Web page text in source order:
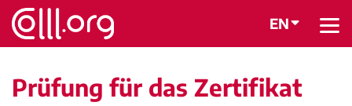
EN
BACK
Prüfung für das Zertifikat